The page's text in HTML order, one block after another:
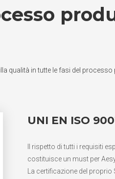
qualità in tutte le fasi del
UNI EN ISO
Il rispetto di tutti i requisiti
costituisce un must per
La certificazione del